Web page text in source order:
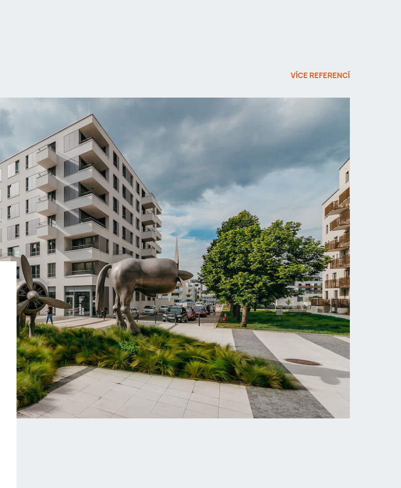
VÍCE REFERENCÍ
Ecocity Malešice III
Dva bytové domy s 80 bytovými jednotkami
v pasívním energetickém standardu.
Realizace 05/19 až 07/2020.
Bytový areál Jahodnice
Bytový areál nacházející se v pražské části
Kyje s více než 500 byty. Realizace 05/2016
- 05/2017.